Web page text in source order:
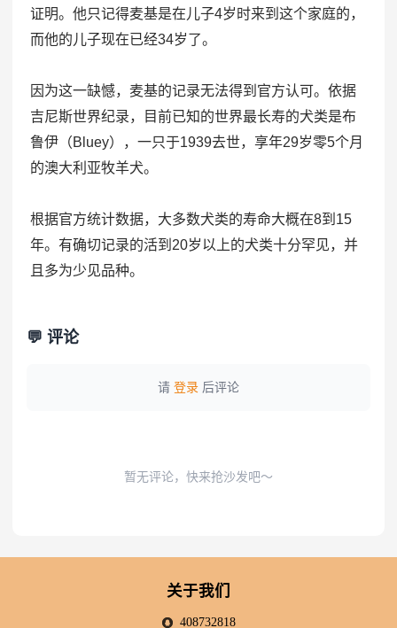
证明。他只记得麦基是在儿子4岁时来到这个家庭的，
而他的儿子现在已经34岁了。
因为这一缺憾，麦基的记录无法得到官方认可。依据
吉尼斯世界纪录，目前已知的世界最长寿的犬类是布
鲁伊（Bluey），一只于1939去世，享年29岁零5个月
的澳大利亚牧羊犬。
根据官方统计数据，大多数犬类的寿命大概在8到15
年。有确切记录的活到20岁以上的犬类十分罕见，并
且多为少见品种。
💬 评论
请 登录 后评论
暂无评论，快来抢沙发吧～
关于我们
408732818